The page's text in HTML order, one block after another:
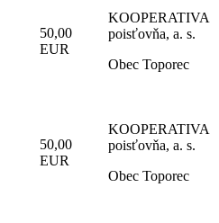
50,00
EUR
KOOPERATIVA
poisťovňa, a. s.
Obec Toporec
50,00
EUR
KOOPERATIVA
poisťovňa, a. s.
Obec Toporec